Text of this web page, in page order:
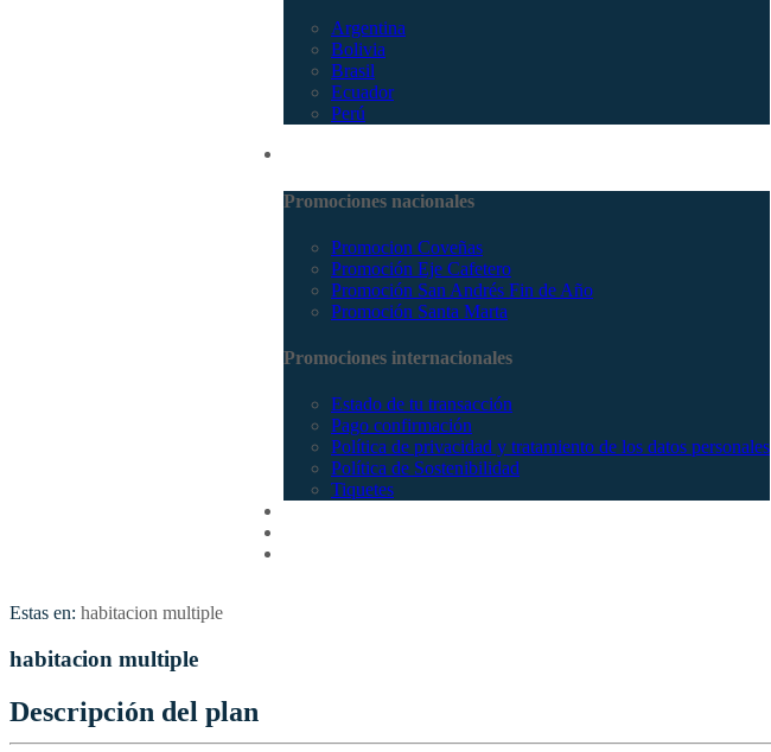
Argentina
Bolivia
Brasil
Ecuador
Perú
Promociones nacionales
Promocion Coveñas
Promoción Eje Cafetero
Promoción San Andrés Fin de Año
Promoción Santa Marta
Promociones internacionales
Estado de tu transacción
Pago confirmación
Política de privacidad y tratamiento de los datos personales
Política de Sostenibilidad
Tiquetes
Estas en: habitacion multiple
habitacion multiple
Descripción del plan